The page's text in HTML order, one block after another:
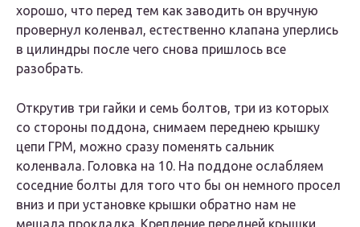
хорошо, что перед тем как заводить он вручную
провернул коленвал, естественно клапана уперлись
в цилиндры после чего снова пришлось все
разобрать.
Открутив три гайки и семь болтов, три из которых
со стороны поддона, снимаем переднею крышку
цепи ГРМ, можно сразу поменять сальник
коленвала. Головка на 10. На поддоне ослабляем
соседние болты для того что бы он немного просел
вниз и при установке крышки обратно нам не